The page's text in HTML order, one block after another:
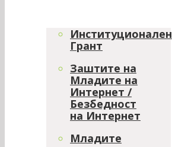
Институционален
Грант
Заштите на
Младите на
Интернет /
Безбедност
на Интернет
Младите